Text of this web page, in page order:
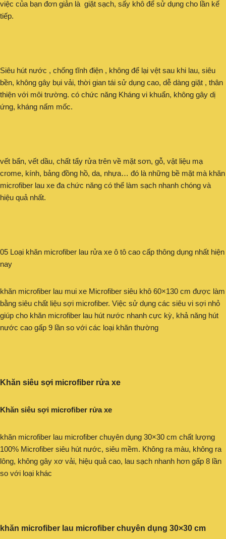
việc của bạn đơn giản là giặt sạch, sấy khô để sử dụng cho lần kế
tiếp.
Siêu hút nước , chống tĩnh điện , không để lại vệt sau khi lau, siêu
bền, không gây bụi vải, thời gian tái sử dụng cao, dễ dàng giặt , thân
thiện với môi trường. có chức năng Kháng vi khuẩn, không gây dị
ứng, kháng nấm mốc.
vết bẩn, vết dầu, chất tẩy rửa trên về mặt sơn, gỗ, vật liệu mạ
crome, kính, bảng đồng hồ, da, nhựa… đó là những bề mặt mà khăn
microfiber lau xe đa chức năng có thể làm sạch nhanh chóng và
hiệu quả nhất.
05 Loại khăn microfiber lau rửa xe ô tô cao cấp thông dụng nhất hiện
nay
khăn microfiber lau mui xe Microfiber siêu khô 60×130 cm được làm
bằng siêu chất liệu sợi microfiber. Việc sử dụng các siêu vi sợi nhỏ
giúp cho khăn microfiber lau hút nước nhanh cực kỳ, khả năng hút
nước cao gấp 9 lần so với các loại khăn thường
Khăn siêu sợi microfiber rửa xe
Khăn siêu sợi microfiber rửa xe
khăn microfiber lau microfiber chuyên dụng 30×30 cm chất lượng
100% Microfiber siêu hút nước, siêu mềm. Không ra màu, không ra
lông, không gây xơ vải, hiệu quả cao, lau sạch nhanh hơn gấp 8 lần
so với loại khác
khăn microfiber lau microfiber chuyên dụng 30×30 cm